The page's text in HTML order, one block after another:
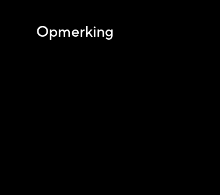
Opmerking